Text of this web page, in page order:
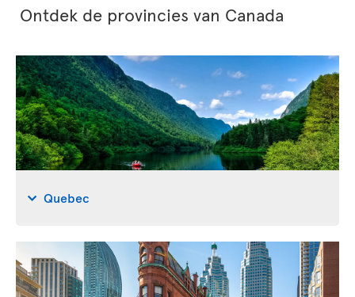
Ontdek de provincies van Canada
Quebec